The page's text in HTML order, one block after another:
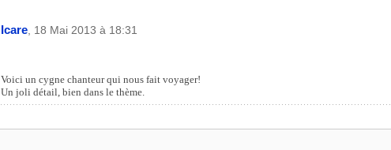
Icare, 18 Mai 2013 à 18:31
Voici un cygne chanteur qui nous fait voyager!
Un joli détail, bien dans le thème.